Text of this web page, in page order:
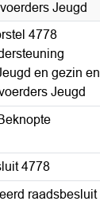
Jeugd
4778
en gezin en
Jeugd
4778
raadsbesluit